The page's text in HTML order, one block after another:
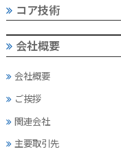
コア技術
会社概要
会社概要
ご挨拶
関連会社
主要取引先